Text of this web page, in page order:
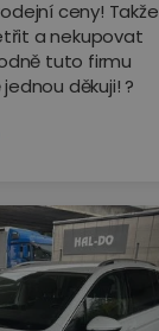
ceny! Takže
a nekupovat
tuto firmu
děkuji! ?